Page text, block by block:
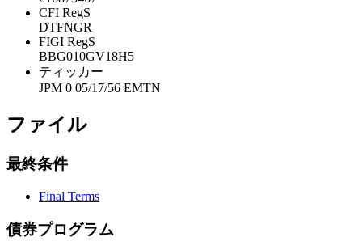
CFI RegS
DTFNGR
FIGI RegS
BBG010GV18H5
ティッカー
JPM 0 05/17/56 EMTN
ファイル
最終条件
Final Terms
債券プログラム